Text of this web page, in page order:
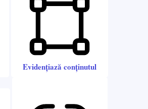
Evidențiază conținutul